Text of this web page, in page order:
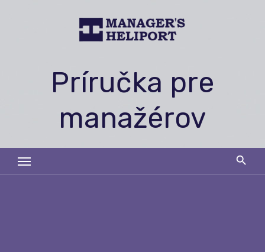
Príručka pre
manažérov